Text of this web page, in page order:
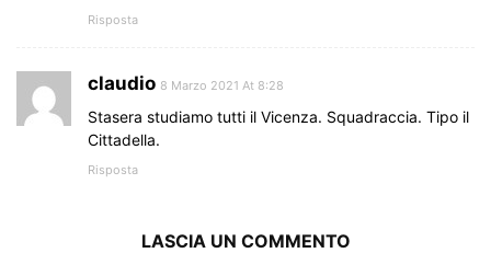
Risposta
claudio 8 Marzo 2021 At 8:28
Stasera studiamo tutti il Vicenza. Squadraccia. Tipo il
Cittadella.
Risposta
LASCIA UN COMMENTO